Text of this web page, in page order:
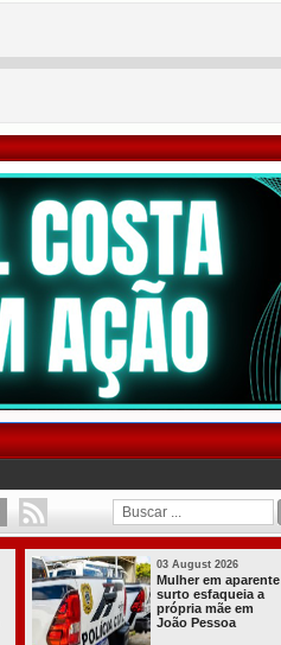
03 August 2026
Mulher em aparente
surto esfaqueia a
própria mãe em
João Pessoa